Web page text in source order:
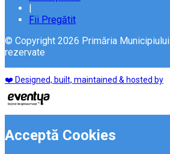
|
Fii Pregătit
© Copyright 2026 Primăria
rezervate
❤️ Designed, built, maintained & hosted by
Acceptă Cookies